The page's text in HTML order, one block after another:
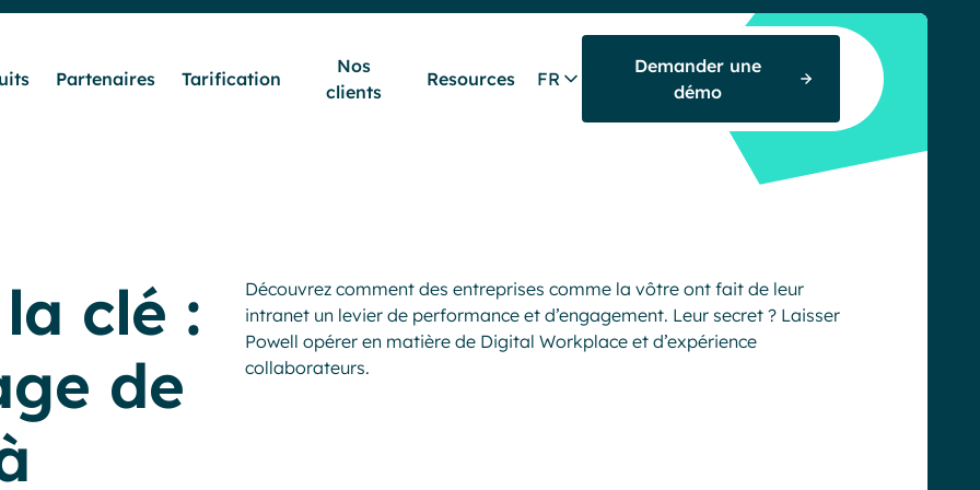
Partenaires Tarification
Nos
clients
Resources
Partenaires
FR
Demander une
démo
clé :
de
Découvrez comment des entreprises comme la vôtre ont fait de leur
intranet un levier de performance et d’engagement. Leur secret ? Laisser
Powell opérer en matière de Digital Workplace et d’expérience
collaborateurs.